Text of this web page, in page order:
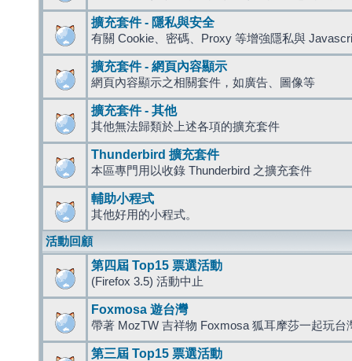
擴充套件 - 隱私與安全
有關 Cookie、密碼、Proxy 等增強隱私與
擴充套件 - 網頁內容顯示
網頁內容顯示之相關套件，如廣告、圖像等
擴充套件 - 其他
其他無法歸類於上述各項的擴充套件
Thunderbird 擴充套件
本區專門用以收錄 Thunderbird 之擴充套件
輔助小程式
其他好用的小程式。
活動回顧
第四屆 Top15 票選活動
(Firefox 3.5) 活動中止
Foxmosa 遊台灣
帶著 MozTW 吉祥物 Foxmosa 狐耳摩莎一起玩台
第三屆 Top15 票選活動